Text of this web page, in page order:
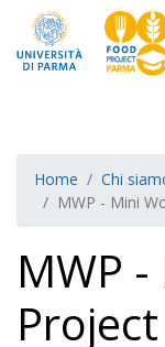
Home
Chi
MWP - Mini
MWP
Project